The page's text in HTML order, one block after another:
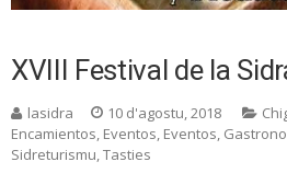
XVIII Festival de la
lasidra 10 d'agostu, 2018
Encamientos, Eventos, Eventos,
Sidreturismu,Tasties